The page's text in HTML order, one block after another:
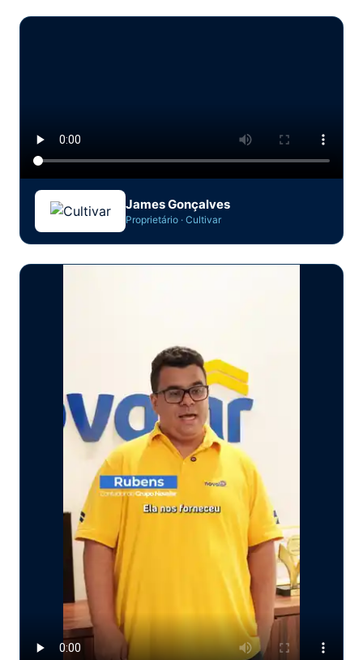
James Gonçalves
Proprietário · Cultivar